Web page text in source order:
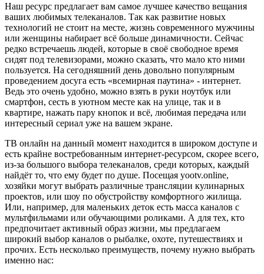
Наш ресурс предлагает вам самое лучшее качество вещания
ваших любимых телеканалов. Так как развитие новых
технологий не стоит на месте, жизнь современного мужчины
или женщины набирает всё больше динамичности. Сейчас
редко встречаешь людей, которые в своё свободное время
сидят под телевизорами, можно сказать, что мало кто ними
пользуется. На сегодняшний день довольно популярным
проведением досуга есть «всемирная паутина» - интернет.
Ведь это очень удобно, можно взять в руки ноутбук или
смартфон, сесть в уютном месте как на улице, так и в
квартире, нажать пару кнопок и всё, любимая передача или
интересный сериал уже на вашем экране.
ТВ онлайн на данный момент находится в широком доступе и
есть крайне востребованным интернет-ресурсом, скорее всего,
из-за большого выбора телеканалов, среди которых, каждый
найдёт то, что ему будет по душе. Посещая yootv.online,
хозяйки могут выбрать различные трансляции кулинарных
проектов, или шоу по обустройству комфортного жилища.
Или, например, для маленьких деток есть масса каналов с
мультфильмами или обучающими роликами. А для тех, кто
предпочитает активный образ жизни, мы предлагаем
широкий выбор каналов о рыбалке, охоте, путешествиях и
прочих. Есть несколько преимуществ, почему нужно выбрать
именно нас: